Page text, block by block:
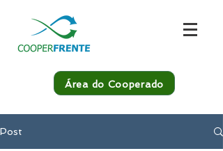
Área do Cooperado
Post